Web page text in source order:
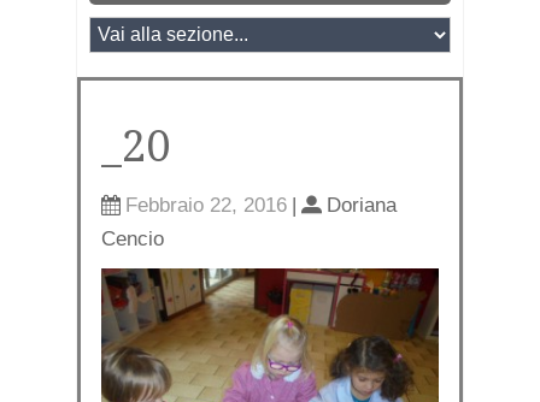
_20
Febbraio 22, 2016 |
Doriana
Cencio